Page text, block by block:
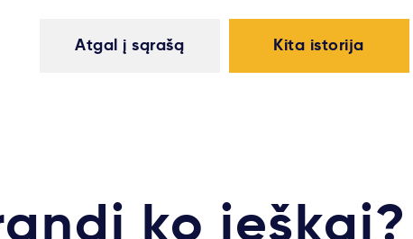
Atgal į sąrašą Kita istorija
ko ieškai?